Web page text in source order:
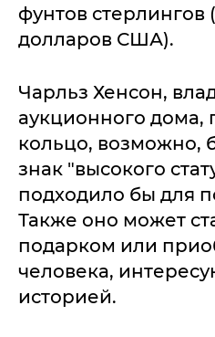
фунтов стерлингов
долларов США).
Чарльз Хенсон,
аукционного дома,
кольцо, возможно,
знак "высокого
подходило бы для
Также оно может
подарком или
человека,
историей.